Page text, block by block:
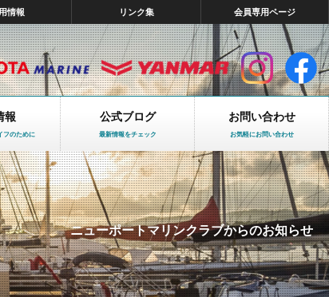
情報 リンク集 会員専用ページ
報
フのために
公式ブログ
最新情報をチェック
お問い合わせ
お気軽にお問い合わせ
ニューポートマリンクラブからのお知らせ